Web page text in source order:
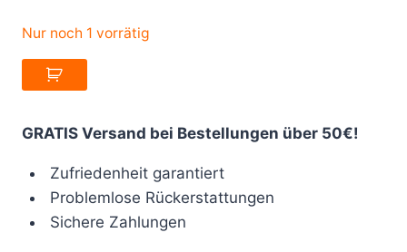
Nur noch 1 vorrätig
GRATIS Versand bei Bestellungen über 50€!
Zufriedenheit garantiert
Problemlose Rückerstattungen
Sichere Zahlungen